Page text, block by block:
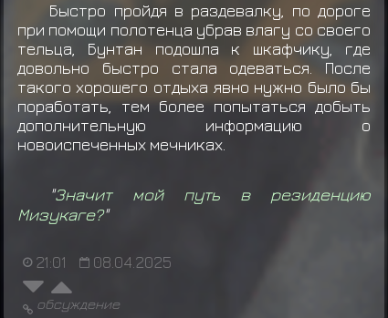
Быстро пройдя в раздевалку, по дороге
при помощи полотенца убрав влагу со своего
тельца, Бунтан подошла к шкафчику, где
довольно быстро стала одеваться. После
такого хорошего отдыха явно нужно было бы
поработать, тем более попытаться добыть
дополнительную информацию о
новоиспеченных мечниках.
"Значит мой путь в резиденцию
Мизукаге?"
21:01 08.04.2025
обсуждение